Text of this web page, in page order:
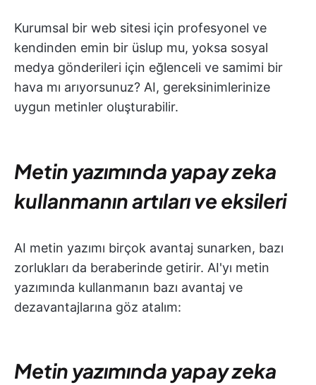
Kurumsal bir web sitesi için profesyonel ve
kendinden emin bir üslup mu, yoksa sosyal
medya gönderileri için eğlenceli ve samimi bir
hava mı arıyorsunuz? AI, gereksinimlerinize
uygun metinler oluşturabilir.
Metin yazımında yapay zeka
kullanmanın artıları ve eksileri
AI metin yazımı birçok avantaj sunarken, bazı
zorlukları da beraberinde getirir. AI'yı metin
yazımında kullanmanın bazı avantaj ve
dezavantajlarına göz atalım:
Metin yazımında yapay zeka